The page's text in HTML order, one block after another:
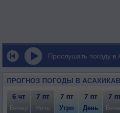
Прослушать погоду в
ПРОГНОЗ ПОГОДЫ В
6 чт 7 пт 7 пт 7 пт 7
Вечер Ночь Утро День